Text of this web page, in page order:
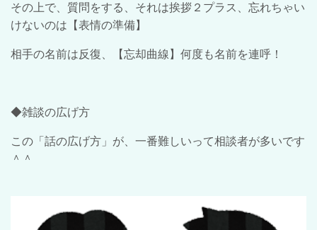
その上で、質問をする、それは挨拶２プラス、忘れちゃい
けないのは【表情の準備】
相手の名前は反復、【忘却曲線】何度も名前を連呼！
◆雑談の広げ方
この「話の広げ方」が、一番難しいって相談者が多いです
＾＾